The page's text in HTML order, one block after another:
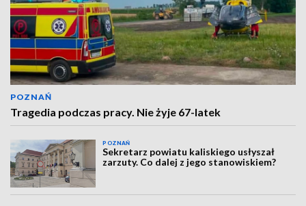
POZNAŃ
Tragedia podczas pracy. Nie żyje 67-latek
POZNAŃ
Sekretarz powiatu kaliskiego usłyszał
zarzuty. Co dalej z jego stanowiskiem?